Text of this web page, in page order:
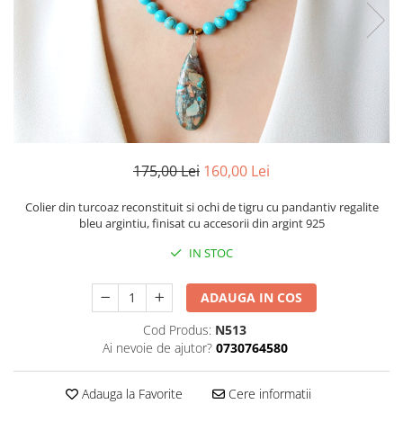
175,00 Lei 160,00 Lei
Colier din turcoaz reconstituit si ochi de tigru cu pandantiv regalite
bleu argintiu, finisat cu accesorii din argint 925
IN STOC
ADAUGA IN COS
Cod Produs: N513
Ai nevoie de ajutor? 0730764580
Adauga la Favorite Cere informatii